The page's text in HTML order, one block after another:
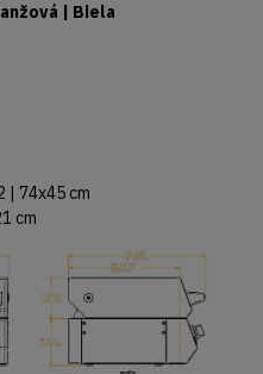
| Biela
| 74x45 cm
cm